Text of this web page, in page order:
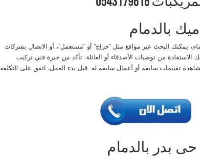
بالدمام
يمكنك البحث عبر مواقع مثل “حراج” أو “مستعمل”، أو الاتصال بشركات
الاستفادة من توصيات الأصدقاء أو العائلة. تأكد من خبرة فني تركيب
تقييمات سابقة أو أعمال سابقة له. قبل بدء العمل، اتفق على التكلفة
بدر بالدمام